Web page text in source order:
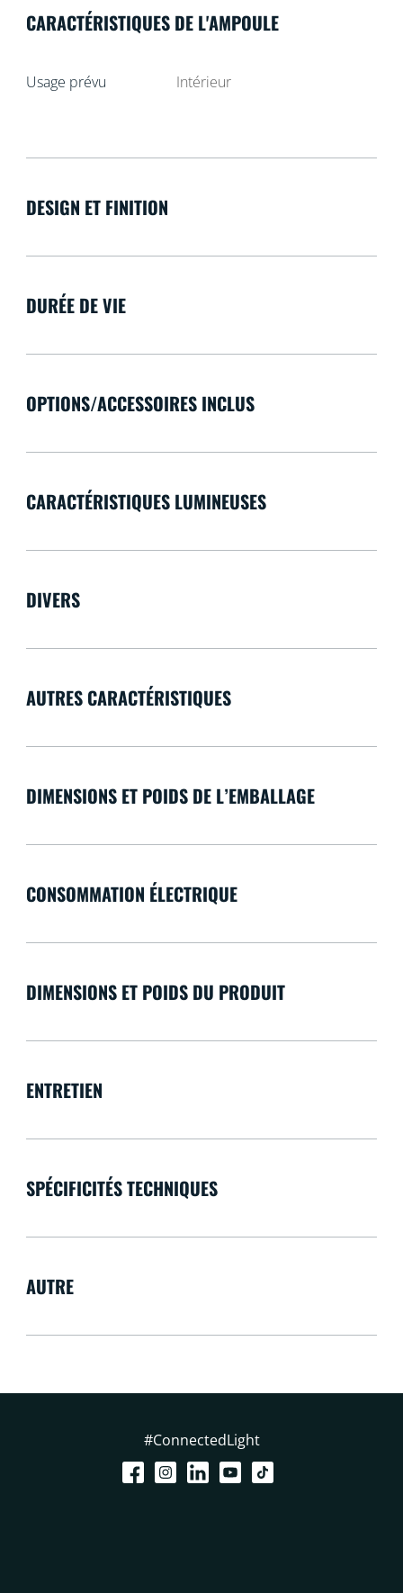
CARACTÉRISTIQUES DE L'AMPOULE
Usage prévu Intérieur
DESIGN ET FINITION
DURÉE DE VIE
OPTIONS/ACCESSOIRES INCLUS
CARACTÉRISTIQUES LUMINEUSES
DIVERS
AUTRES CARACTÉRISTIQUES
DIMENSIONS ET POIDS DE L’EMBALLAGE
CONSOMMATION ÉLECTRIQUE
DIMENSIONS ET POIDS DU PRODUIT
ENTRETIEN
SPÉCIFICITÉS TECHNIQUES
AUTRE
#ConnectedLight